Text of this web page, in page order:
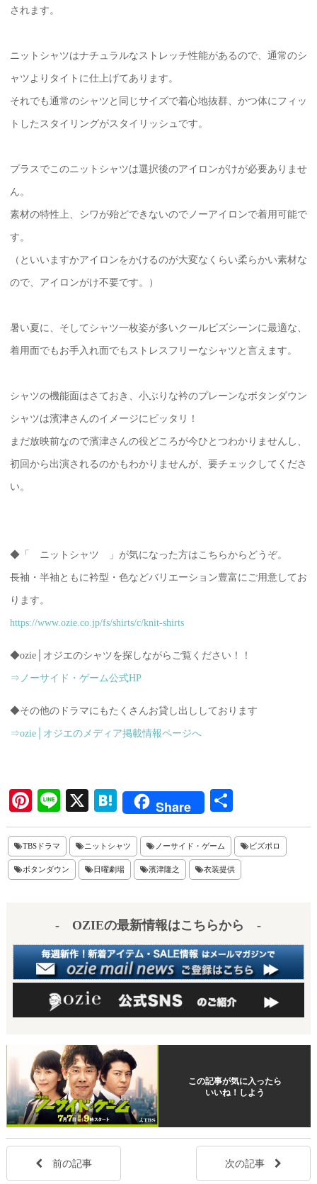
されます。
ニットシャツはナチュラルなストレッチ性能があるので、通常のシ
ャツよりタイトに仕上げてあります。
それでも通常のシャツと同じサイズで着心地抜群、かつ体にフィッ
トしたスタイリングがスタイリッシュです。
プラスでこのニットシャツは選択後のアイロンがけが必要ありませ
ん。
素材の特性上、シワが殆どできないのでノーアイロンで着用可能で
す。
（といいますかアイロンをかけるのが大変なくらい柔らかい素材な
ので、アイロンがけ不要です。）
暑い夏に、そしてシャツ一枚姿が多いクールビズシーンに最適な、
着用面でもお手入れ面でもストレスフリーなシャツと言えます。
シャツの機能面はさておき、小ぶりな衿のプレーンなボタンダウン
シャツは濱津さんのイメージにピッタリ！
まだ放映前なので濱津さんの役どころが今ひとつわかりませんし、
初回から出演されるのかもわかりませんが、要チェックしてくださ
い。
◆「 ニットシャツ 」が気になった方はこちらからどうぞ。
長袖・半袖ともに衿型・色などバリエーション豊富にご用意してお
ります。
https://www.ozie.co.jp/fs/shirts/c/knit-shirts
◆ozie│オジエのシャツを探しながらご覧ください！！
⇒ノーサイド・ゲーム公式HP
◆その他のドラマにもたくさんお貸し出ししております
⇒ozie│オジエのメディア掲載情報ページへ
Pi
nt
er
es
Li
ne
X
H
at
en
a
Share
有
TBSドラマ ニットシャツ ノーサイド・ゲーム ビズポロ
ボタンダウン 日曜劇場 濱津隆之 衣装提供
- OZIEの最新情報はこちらから -
この記事が気に入ったら
いいね！しよう
前の記事 次の記事